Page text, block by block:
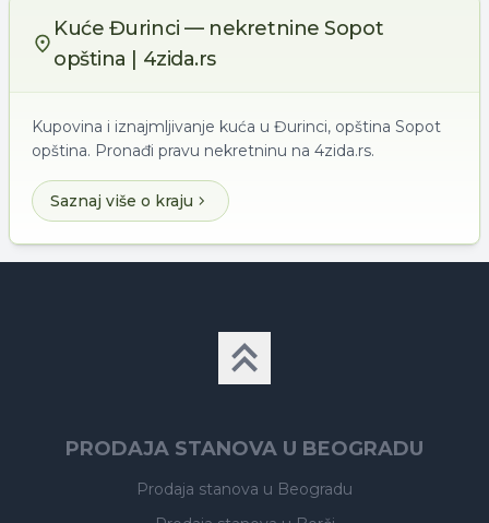
Kuće Đurinci — nekretnine Sopot
opština | 4zida.rs
Kupovina i iznajmljivanje kuća u Đurinci, opština Sopot
opština. Pronađi pravu nekretninu na 4zida.rs.
Saznaj više o kraju
PRODAJA STANOVA U BEOGRADU
Prodaja stanova u Beogradu